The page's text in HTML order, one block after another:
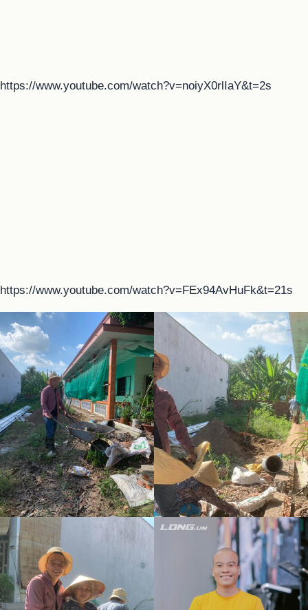
https://www.youtube.com/watch?v=noiyX0rlIaY&t=2s
https://www.youtube.com/watch?v=FEx94AvHuFk&t=21s